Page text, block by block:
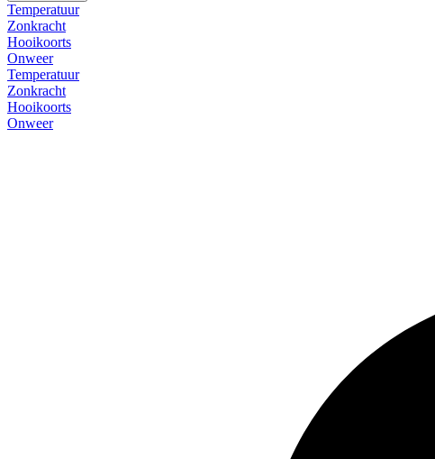
Temperatuur
Zonkracht
Hooikoorts
Onweer
Temperatuur
Zonkracht
Hooikoorts
Onweer